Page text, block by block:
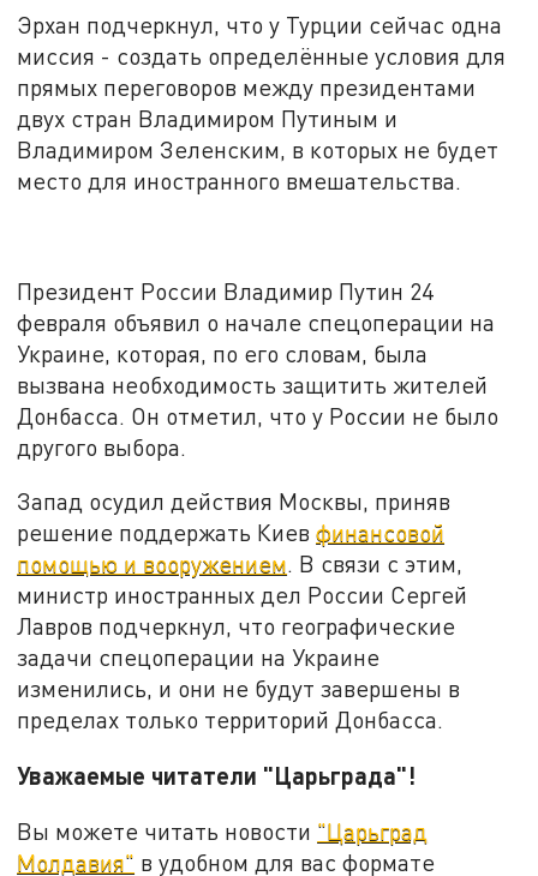
Эрхан подчеркнул, что у Турции сейчас одна
миссия - создать определённые условия для
прямых переговоров между президентами
двух стран Владимиром Путиным и
Владимиром Зеленским, в которых не будет
место для иностранного вмешательства.
Президент России Владимир Путин 24
февраля объявил о начале спецоперации на
Украине, которая, по его словам, была
вызвана необходимость защитить жителей
Донбасса. Он отметил, что у России не было
другого выбора.
Запад осудил действия Москвы, приняв
решение поддержать Киевфинансовой
помощью и вооружением. В связи с этим,
министр иностранных дел России Сергей
Лавров подчеркнул, что географические
задачи спецоперации на Украине
изменились, и они не будут завершены в
пределах только территорий Донбасса.
Уважаемые читатели "Царьграда"!
Вы можете читать новости "Царьград
Молдавия" в удобном для вас формате